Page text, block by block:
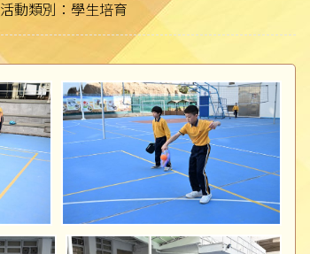
活動類別：學生培育